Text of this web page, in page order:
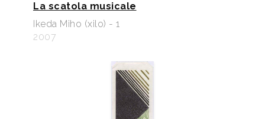
La scatola musicale
Ikeda Miho (xilo) - 1
2007